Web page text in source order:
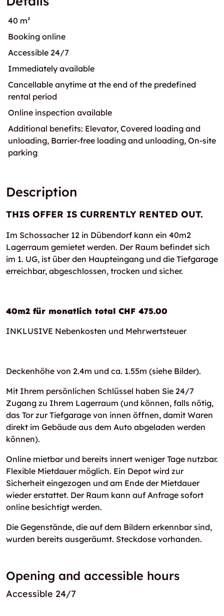
40 m²
Booking online
Accessible 24/7
Immediately available
Cancellable anytime at the end of the predefined
rental period
Online inspection available
Additional benefits: Elevator, Covered loading and
unloading, Barrier-free loading and unloading, On-site
parking
Description
THIS OFFER IS CURRENTLY RENTED OUT.
Im Schossacher 12 in Dübendorf kann ein 40m2
Lagerraum gemietet werden. Der Raum befindet sich
im 1. UG, ist über den Haupteingang und die Tiefgarage
erreichbar, abgeschlossen, trocken und sicher.
40m2 für monatlich total CHF 475.00
INKLUSIVE Nebenkosten und Mehrwertsteuer
Deckenhöhe von 2.4m und ca. 1.55m (siehe Bilder).
Mit Ihrem persönlichen Schlüssel haben Sie 24/7
Zugang zu Ihrem Lagerraum (und können, falls nötig,
das Tor zur Tiefgarage von innen öffnen, damit Waren
direkt im Gebäude aus dem Auto abgeladen werden
können).
Online mietbar und bereits innert weniger Tage nutzbar.
Flexible Mietdauer möglich. Ein Depot wird zur
Sicherheit eingezogen und am Ende der Mietdauer
wieder erstattet. Der Raum kann auf Anfrage sofort
online besichtigt werden.
Die Gegenstände, die auf dem Bildern erkennbar sind,
wurden bereits ausgeräumt. Steckdose vorhanden.
Opening and accessible hours
Accessible 24/7